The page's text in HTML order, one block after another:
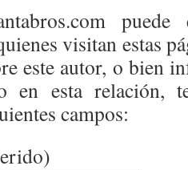
visitan estas
este autor, o bien
esta relación,
campos: